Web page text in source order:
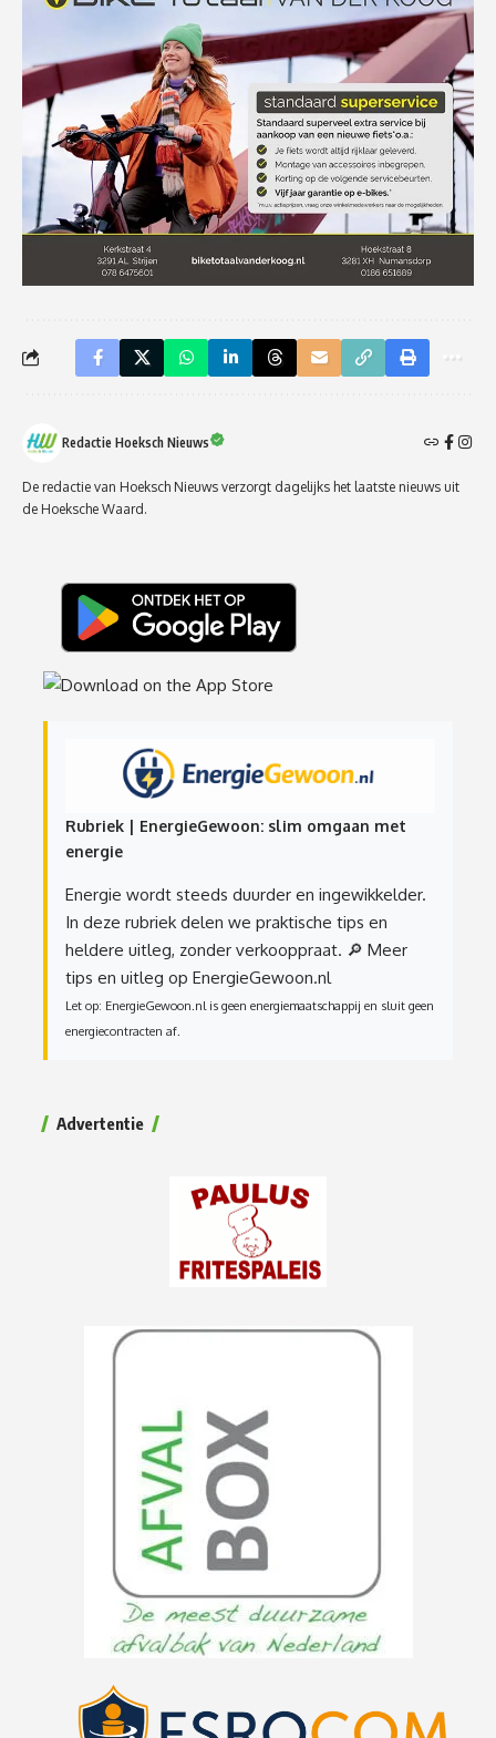
Redactie Hoeksch Nieuws
De redactie van Hoeksch Nieuws verzorgt dagelijks het laatste nieuws uit
de Hoeksche Waard.
Rubriek | EnergieGewoon: slim omgaan met
energie
Energie wordt steeds duurder en ingewikkelder.
In deze rubriek delen we praktische tips en
heldere uitleg, zonder verkooppraat. 🔎 Meer
tips en uitleg op EnergieGewoon.nl
Let op: EnergieGewoon.nl is geen energiemaatschappij en sluit geen
energiecontracten af.
Advertentie